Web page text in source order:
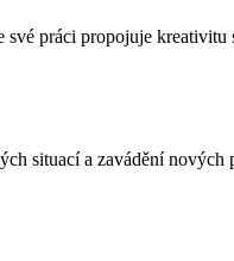
práci propojuje
situací a zavádění